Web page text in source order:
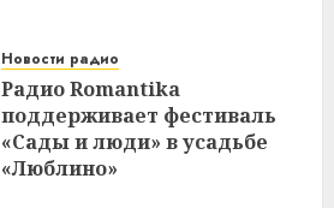
Новости радио
Радио Romantika
поддерживает фестиваль
«Сады и люди» в усадьбе
«Люблино»